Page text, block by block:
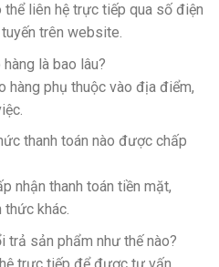
liên hệ trực tiếp qua số điện
trên website.
là bao lâu?
hàng phụ thuộc vào địa điểm,
thanh toán nào được chấp
nhận thanh toán tiền mặt,
thức khác.
trả sản phẩm như thế nào?